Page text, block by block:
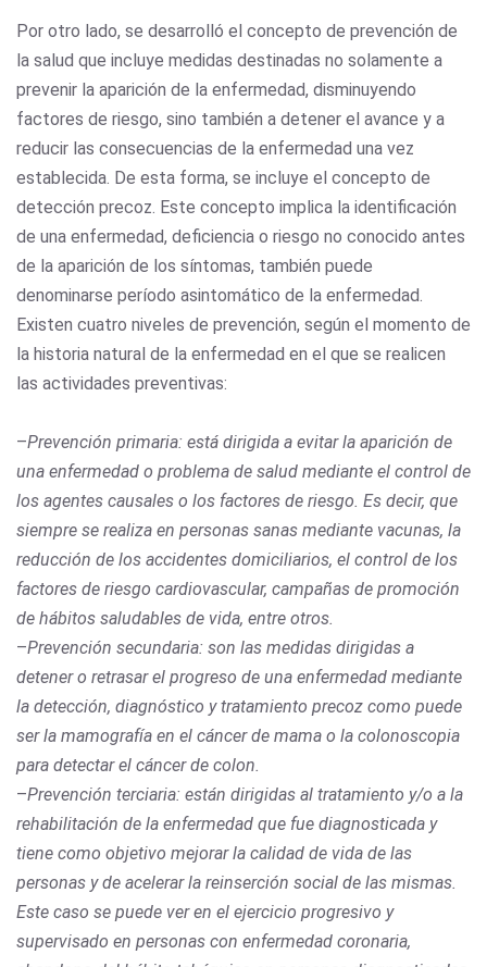
Por otro lado, se desarrolló el concepto de prevención de
la salud que incluye medidas destinadas no solamente a
prevenir la aparición de la enfermedad, disminuyendo
factores de riesgo, sino también a detener el avance y a
reducir las consecuencias de la enfermedad una vez
establecida. De esta forma, se incluye el concepto de
detección precoz. Este concepto implica la identificación
de una enfermedad, deficiencia o riesgo no conocido antes
de la aparición de los síntomas, también puede
denominarse período asintomático de la enfermedad.
Existen cuatro niveles de prevención, según el momento de
la historia natural de la enfermedad en el que se realicen
las actividades preventivas:
–Prevención primaria: está dirigida a evitar la aparición de
una enfermedad o problema de salud mediante el control de
los agentes causales o los factores de riesgo. Es decir, que
siempre se realiza en personas sanas mediante vacunas, la
reducción de los accidentes domiciliarios, el control de los
factores de riesgo cardiovascular, campañas de promoción
de hábitos saludables de vida, entre otros.
–Prevención secundaria: son las medidas dirigidas a
detener o retrasar el progreso de una enfermedad mediante
la detección, diagnóstico y tratamiento precoz como puede
ser la mamografía en el cáncer de mama o la colonoscopia
para detectar el cáncer de colon.
–Prevención terciaria: están dirigidas al tratamiento y/o a la
rehabilitación de la enfermedad que fue diagnosticada y
tiene como objetivo mejorar la calidad de vida de las
personas y de acelerar la reinserción social de las mismas.
Este caso se puede ver en el ejercicio progresivo y
supervisado en personas con enfermedad coronaria,